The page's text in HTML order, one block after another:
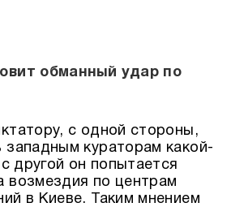
обманный удар по
с одной стороны,
западным кураторам какой-
другой он попытается
возмездия по центрам
в Киеве. Таким мнением